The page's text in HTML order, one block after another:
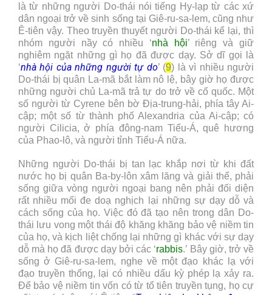
là từ những người Do-thái nói tiếng Hy-lạp từ các xứ
dân ngoại trở về sinh sống tại Giê-ru-sa-lem, cũng như
Ê-tiên vậy. Theo truyền thuyết người Do-thái kể lại, thì
nhóm người nầy có nhiều ‘nhà hội’ riêng và giữ
nghiêm ngặt những gì họ đã được dạy. Sở dĩ gọi là
‘nhà hội của những người tự do’ (9) là vì nhiều người
Do-thái bị quân La-mã bắt làm nô lệ, bây giờ họ được
những người chủ La-mã trả tự do trở về cố quốc. Một
số người từ Cyrene bên bờ Địa-trung-hải, phía tây Ai-
cập; một số từ thành phố Alexandria của Ai-cập; có
người Cilicia, ở phía đông-nam Tiểu-Á, quê hương
của Phao-lô, và người tỉnh Tiểu-Á nữa.
Những người Do-thái bị tan lạc khắp nơi từ khi đất
nước họ bị quân Ba-by-lôn xâm lăng và giải thể, phải
sống giữa vòng người ngoại bang nên phải đối diện
rất nhiều mối đe doạ nghịch lại những sự dạy dỗ và
cách sống của họ. Việc đó đã tạo nên trong dân Do-
thái lưu vong một thái độ khăng khăng bảo vệ niềm tin
của họ, và kịch liệt chống lại những gì khác với sự dạy
dỗ mà họ đã được dạy bởi các ‘rabbis.’ Bây giờ, trở về
sống ở Giê-ru-sa-lem, nghe về một đạo khác lạ với
đạo truyền thống, lại có nhiều dấu kỳ phép lạ xảy ra.
Để bảo vệ niềm tin vốn có từ tổ tiên truyền tụng, họ cự